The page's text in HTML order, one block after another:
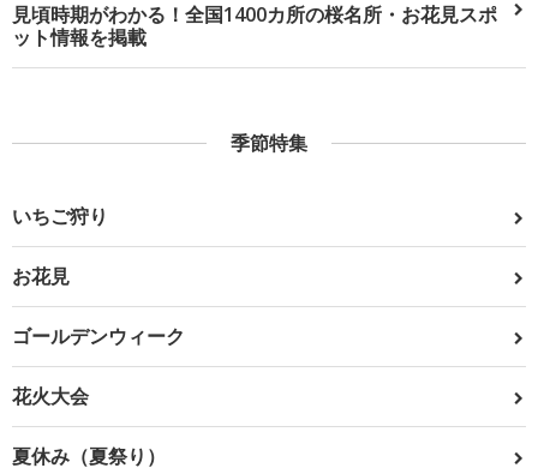
見頃時期がわかる！全国1400カ所の桜名所・お花見スポ
ット情報を掲載
季節特集
いちご狩り
お花見
ゴールデンウィーク
花火大会
夏休み（夏祭り）